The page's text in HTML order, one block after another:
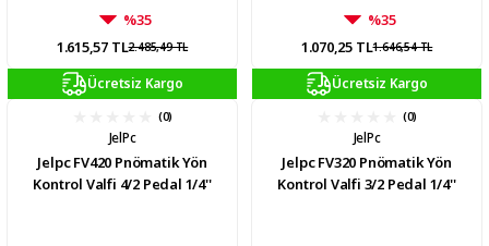
%35
1.615,57 TL2.485,49 TL
%35
1.070,25 TL1.646,54 TL
Ücretsiz Kargo
(0)
JelPc
Jelpc FV420 Pnömatik Yön
Kontrol Valfi 4/2 Pedal 1/4''
Ücretsiz Kargo
(0)
JelPc
Jelpc FV320 Pnömatik Yön
Kontrol Valfi 3/2 Pedal 1/4''